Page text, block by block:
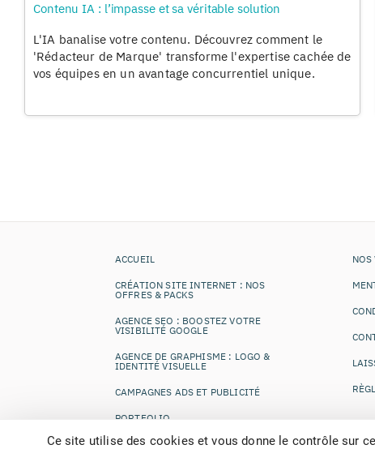
Ce site utilise des cookies et vous donne le contrôle sur
Contenu IA : l’impasse et sa véritable solution
L'IA banalise votre contenu. Découvrez comment le
'Rédacteur de Marque' transforme l'expertise cachée de
vos équipes en un avantage concurrentiel unique.
ACCUEIL
CRÉATION SITE INTERNET : NOS
OFFRES & PACKS
AGENCE SEO : BOOSTEZ VOTRE
VISIBILITÉ GOOGLE
AGENCE DE GRAPHISME : LOGO &
IDENTITÉ VISUELLE
CAMPAGNES ADS ET PUBLICITÉ
PORTFOLIO
RECRUTEMENT
NOS